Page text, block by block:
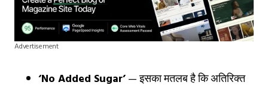
Advertisement
‘No Added Sugar’— इसका मतलब है कि अतिरिक्त